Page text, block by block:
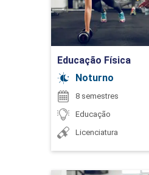
CIÊNCIAS HUMANAS
INFANTILEducação Física
Noturno
8 semestres
Educação
Licenciatura
Ir para